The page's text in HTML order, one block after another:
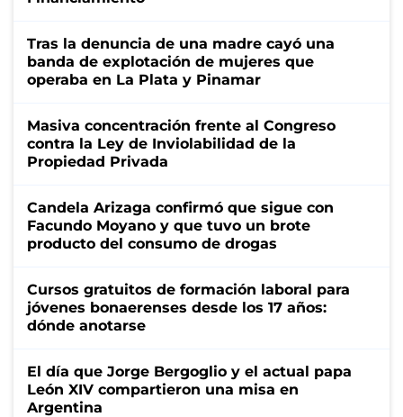
Tras la denuncia de una madre cayó una
banda de explotación de mujeres que
operaba en La Plata y Pinamar
Masiva concentración frente al Congreso
contra la Ley de Inviolabilidad de la
Propiedad Privada
Candela Arizaga confirmó que sigue con
Facundo Moyano y que tuvo un brote
producto del consumo de drogas
Cursos gratuitos de formación laboral para
jóvenes bonaerenses desde los 17 años:
dónde anotarse
El día que Jorge Bergoglio y el actual papa
León XIV compartieron una misa en
Argentina